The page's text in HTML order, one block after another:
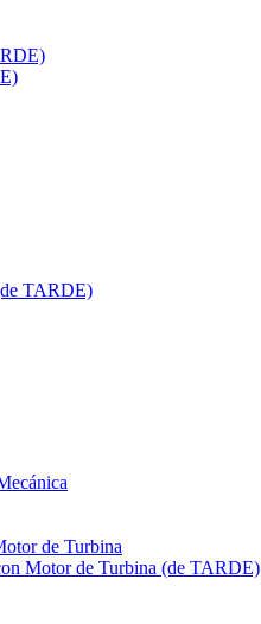
TARDE)
de Turbina
Motor de Turbina (de TARDE)